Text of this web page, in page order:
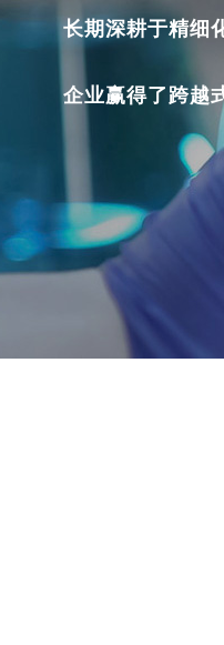
长期深耕于精细
企业赢得了跨越
为客户提供源源
和强有力的技术
坚持以人为本，
致力于建设一流